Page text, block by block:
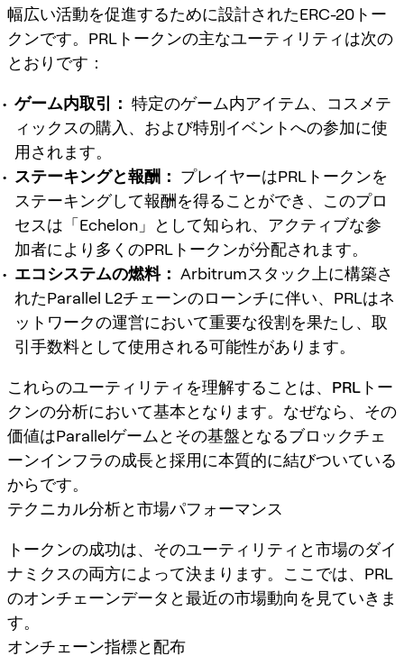
幅広い活動を促進するために設計されたERC-20トー
クンです。PRLトークンの主なユーティリティは次の
とおりです：
ゲーム内取引： 特定のゲーム内アイテム、コスメテ
ィックスの購入、および特別イベントへの参加に使
用されます。
ステーキングと報酬： プレイヤーはPRLトークンを
ステーキングして報酬を得ることができ、このプロ
セスは「Echelon」として知られ、アクティブな参
加者により多くのPRLトークンが分配されます。
エコシステムの燃料： Arbitrumスタック上に構築さ
れたParallel L2チェーンのローンチに伴い、PRLはネ
ットワークの運営において重要な役割を果たし、取
引手数料として使用される可能性があります。
これらのユーティリティを理解することは、 PRLトー
クンの分析において基本となります。なぜなら、その
価値はParallelゲームとその基盤となるブロックチェ
ーンインフラの成長と採用に本質的に結びついている
からです。
テクニカル分析と市場パフォーマンス
トークンの成功は、そのユーティリティと市場のダイ
ナミクスの両方によって決まります。ここでは、PRL
のオンチェーンデータと最近の市場動向を見ていきま
す。
オンチェーン指標と配布